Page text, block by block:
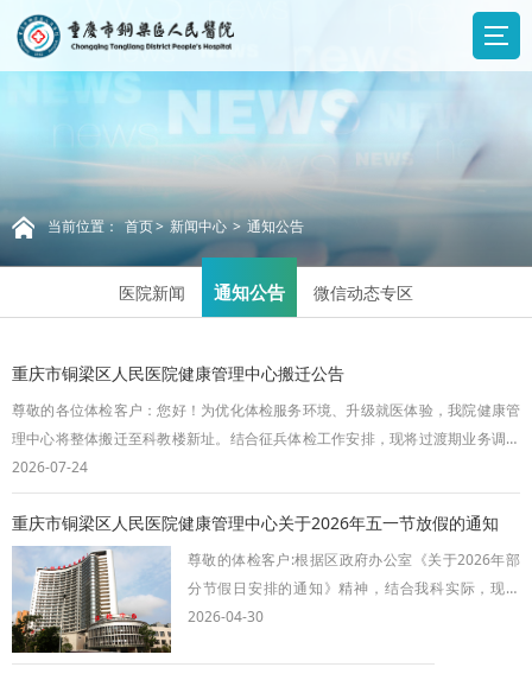
当前位置：首页>新闻中心>通知公告
医院新闻 通知公告 微信动态专区
重庆市铜梁区人民医院健康管理中心搬迁公告
尊敬的各位体检客户：您好！为优化体检服务环境、升级就医体验，我院健康管
理中心将整体搬迁至科教楼新址。结合征兵体检工作安排，现将过渡期业务调整
及通行路线公告如下：一、业务办理时间安排1.暂停服务阶段：2026年7月27日
—8月2日，因开展征兵体检及科室搬迁工作，暂停体检、报告领取、咨询办理等
全部体检业务；2.新址正式启用：2026年8月3日起，科教楼健康管理中心全面恢
复所有体检业务。二、前往新址通
2026-07-24
重庆市铜梁区人民医院健康管理中心关于2026年五一节放假的通知
尊敬的体检客户:根据区政府办公室《关于2026年部
分节假日安排的通知》精神，结合我科实际，现将
2026年五一放假调休和调整作息时间具体安排通知如
2026-04-30